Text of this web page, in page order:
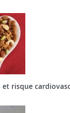
risque